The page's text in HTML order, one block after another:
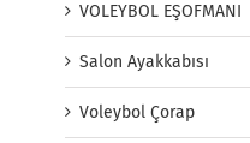
VOLEYBOL EŞOFMANI
Salon Ayakkabısı
Voleybol Çorap